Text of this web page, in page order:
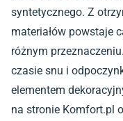
syntetycznego. Z
materiałów powstaje
różnym
czasie snu i
elementem
na stronie Komfort.pl